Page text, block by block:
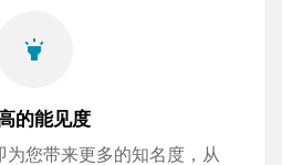
highlight
的能见度
为您带来更多的知名度，从